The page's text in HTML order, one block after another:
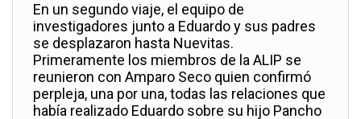
En un segundo viaje, el equipo de
investigadores junto a Eduardo y sus padres
se desplazaron hasta Nuevitas.
Primeramente los miembros de la ALIP se
reunieron con Amparo Seco quien confirmó
perpleja, una por una, todas las relaciones que
había realizado Eduardo sobre su hijo Pancho